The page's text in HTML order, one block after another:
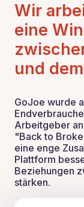
Wir
eine
und
GoJoe wurde
Arbeitgeber
"Back to
eine enge
Plattform
Beziehungen
stärken.